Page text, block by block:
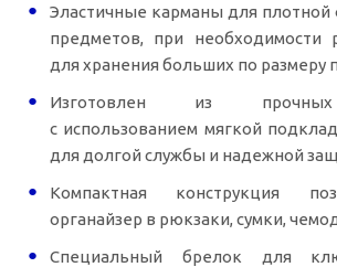
Эластичные карманы для плотной
предметов, при необходимости
для хранения больших по размеру
Изготовлен из прочных
с использованием мягкой
для долгой службы и надежной
Компактная конструкция
органайзер в рюкзаки, сумки,
Специальный брелок для